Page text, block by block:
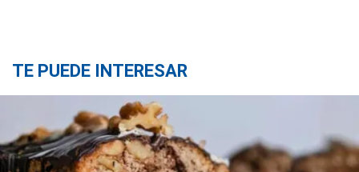
TE PUEDE INTERESAR